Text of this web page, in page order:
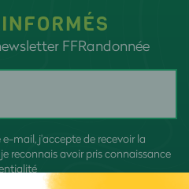
FFRandonnée
mail, j'accepte de recevoir la
reconnais avoir pris connaissance